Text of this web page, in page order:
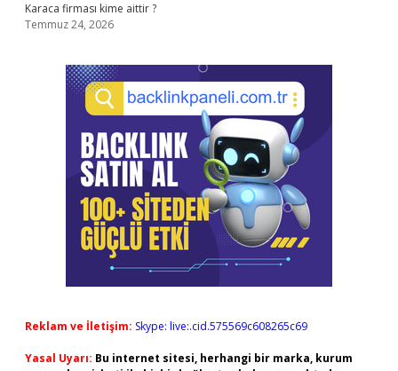
Karaca firması kime aittir ?
Temmuz 24, 2026
Reklam ve İletişim: Skype: live:.cid.575569c608265c69
Yasal Uyarı: Bu internet sitesi, herhangi bir marka, kurum